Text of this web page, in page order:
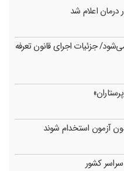
اعلام شد
پرداخت می‌شود/ جزئیات اجرای قانون تعرفه
آزمون استخدام شوند
کشور